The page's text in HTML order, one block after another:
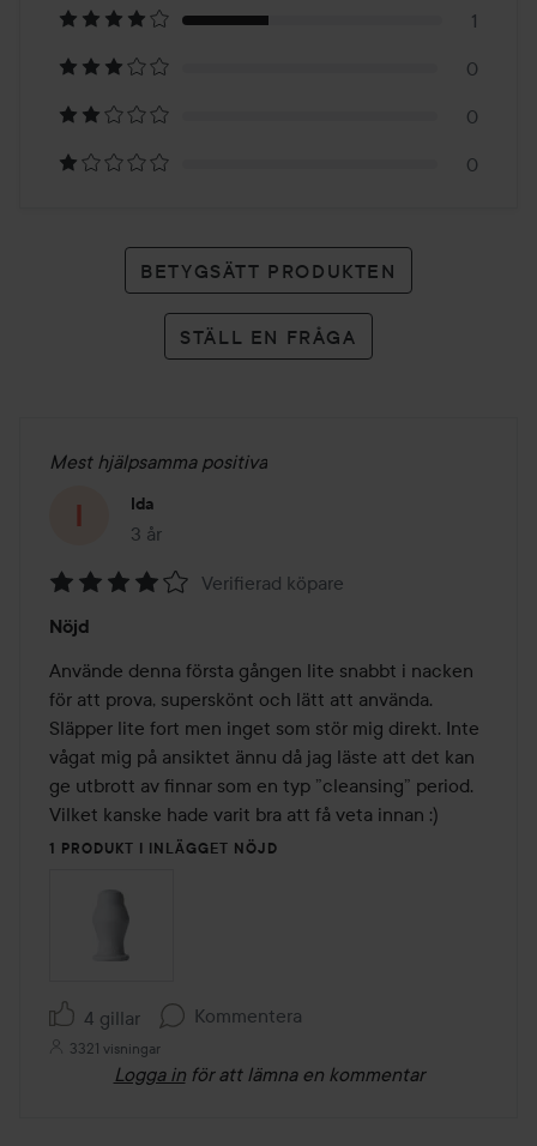
3
betyg
1
0
0
0
BETYGSÄTT PRODUKTEN
STÄLL EN FRÅGA
Mest hjälpsamma positiva
Ida
3 år
Inlägget skapades 3 år
4
av
5
Verifierad köpare
Nöjd
Använde denna första gången lite snabbt i nacken
för att prova, superskönt och lätt att använda.
Släpper lite fort men inget som stör mig direkt. Inte
vågat mig på ansiktet ännu då jag läste att det kan
ge utbrott av finnar som en typ ”cleansing” period.
Vilket kanske hade varit bra att få veta innan :)
1 PRODUKT I INLÄGGET NÖJD
4 gillar Kommentera
3321 visningar
Logga in för att lämna en kommentar